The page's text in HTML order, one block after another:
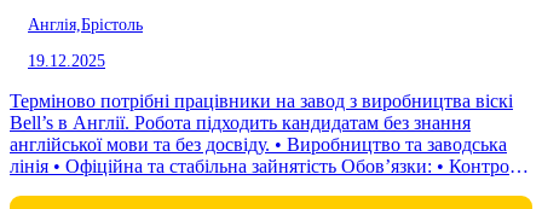
Англія, Брістоль
19.12.2025
Терміново потрібні працівники на завод з виробництва віскі
Bell’s в Англії. Робота підходить кандидатам без знання
англійської мови та без досвіду. • Виробництво та заводська
лінія • Офіційна та стабільна зайнятість Обов’язки: • Контроль